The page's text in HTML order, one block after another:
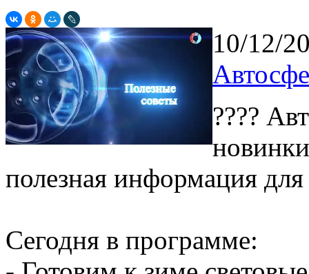
10/12/
????
полезная информация
Сегодня в программе: